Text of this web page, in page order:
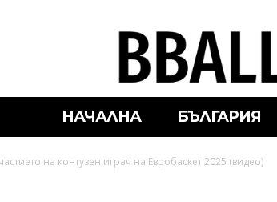
НАЧАЛНА БЪЛГАРИЯ
на контузен играч на Евробаскет 2025 (видео)